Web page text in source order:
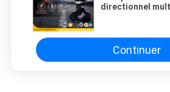
directionnel
Continuer